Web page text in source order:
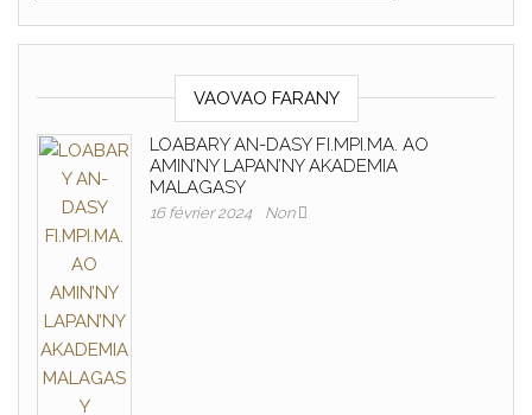
VAOVAO FARANY
LOABARY AN-DASY FI.MPI.MA. AO
AMIN’NY LAPAN’NY AKADEMIA
MALAGASY
16 février 2024 Non